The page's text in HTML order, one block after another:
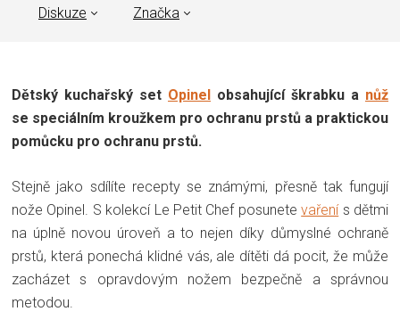
Diskuze Značka
Dětský kuchařský set Opinel obsahující škrabku a nůž
se speciálním kroužkem pro ochranu prstů a praktickou
pomůcku pro ochranu prstů.
Stejně jako sdílíte recepty se známými, přesně tak fungují
nože Opinel. S kolekcí Le Petit Chef posunetevařenís dětmi
na úplně novou úroveň a to nejen díky důmyslné ochraně
prstů, která ponechá klidné vás, ale dítěti dá pocit, že může
zacházet s opravdovým nožem bezpečně a správnou
metodou.